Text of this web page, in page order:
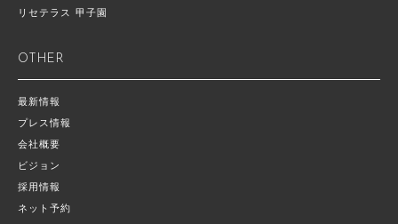
リセテラス 甲子園
OTHER
最新情報
プレス情報
会社概要
ビジョン
採用情報
ネット予約